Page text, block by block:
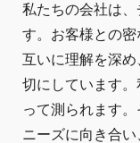
私たちの会社は
す。お客様との
互いに理解を深
切にしています
って測られます
ニーズに向き合